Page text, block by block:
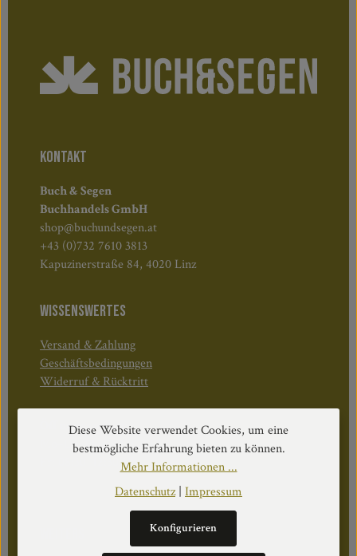
KONTAKT
Buch & Segen
Buchhandels GmbH
shop@buchundsegen.at
+43 (0)732 7610 3813
Kapuzinerstraße 84, 4020 Linz
WISSENSWERTES
Versand & Zahlung
Geschäftsbedingungen
Widerruf & Rücktritt
Öffnungszeiten:
Mo–Do: 08:30–17:00 Uhr
Fr: 08:30–12:30 Uhr
Diese Website verwendet Cookies, um eine
bestmögliche Erfahrung bieten zu können.
Mehr Informationen ...
Datenschutz| Impressum
Konfigurieren